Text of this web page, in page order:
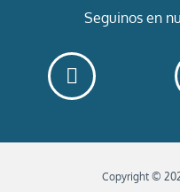
Seguinos en
Copyright ©